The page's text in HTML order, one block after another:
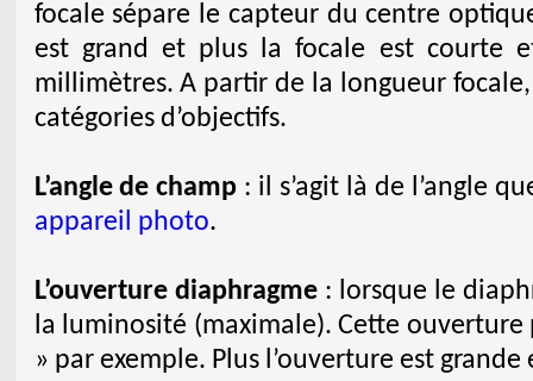
focale sépare le capteur du centre
est grand et plus la focale est courte
millimètres. A partir de la longueur
catégories d’objectifs.
L’angle de champ : il s’agit là de l’angle
appareil photo.
L’ouverture diaphragme: lorsque le
la luminosité (maximale). Cette
» par exemple. Plus l’ouverture est